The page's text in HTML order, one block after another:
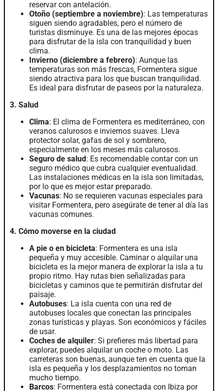
reservar con antelación.
Otoño (septiembre a noviembre): Las temperaturas
siguen siendo agradables, pero el número de
turistas disminuye. Es una de las mejores épocas
para disfrutar de la isla con tranquilidad y buen
clima.
Invierno (diciembre a febrero): Aunque las
temperaturas son más frescas, Formentera sigue
siendo atractiva para los que buscan tranquilidad.
Es ideal para disfrutar de paseos por la naturaleza.
3. Salud
Clima: El clima de Formentera es mediterráneo, con
veranos calurosos e inviernos suaves. Lleva
protector solar, gafas de sol y sombrero,
especialmente en los meses más calurosos.
Seguro de salud: Es recomendable contar con un
seguro médico que cubra cualquier eventualidad.
Las instalaciones médicas en la isla son limitadas,
por lo que es mejor estar preparado.
Vacunas: No se requieren vacunas especiales para
visitar Formentera, pero asegúrate de tener al día las
vacunas comunes.
4. Cómo moverse en la ciudad
A pie o en bicicleta: Formentera es una isla
pequeña y muy accesible. Caminar o alquilar una
bicicleta es la mejor manera de explorar la isla a tu
propio ritmo. Hay rutas bien señalizadas para
bicicletas y caminos que te permitirán disfrutar del
paisaje.
Autobuses: La isla cuenta con una red de
autobuses locales que conectan las principales
zonas turísticas y playas. Son económicos y fáciles
de usar.
Coches de alquiler: Si prefieres más libertad para
explorar, puedes alquilar un coche o moto. Las
carreteras son buenas, aunque ten en cuenta que la
isla es pequeña y los desplazamientos no toman
mucho tiempo.
Barcos: Formentera está conectada con Ibiza por